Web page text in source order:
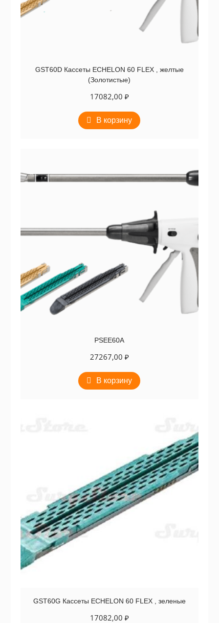
GST60D Кассеты ECHELON 60 FLEX , желтые
(Золотистые)
17082,00 ₽
В корзину
PSEE60A
27267,00 ₽
В корзину
GST60G Кассеты ECHELON 60 FLEX , зеленые
17082,00 ₽